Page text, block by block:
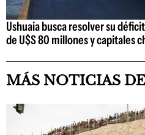
Ushuaia busca resolver su
de U$S 80 millones y capitales
MÁS NOTICIAS